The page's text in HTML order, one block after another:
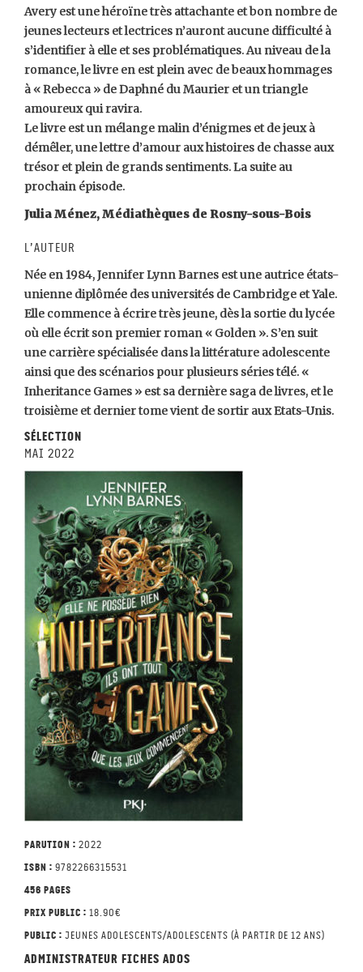
Avery est une héroïne très attachante et bon nombre de
jeunes lecteurs et lectrices n’auront aucune difficulté à
s’identifier à elle et ses problématiques. Au niveau de la
romance, le livre en est plein avec de beaux hommages
à « Rebecca » de Daphné du Maurier et un triangle
amoureux qui ravira.
Le livre est un mélange malin d’énigmes et de jeux à
démêler, une lettre d’amour aux histoires de chasse aux
trésor et plein de grands sentiments. La suite au
prochain épisode.
Julia Ménez, Médiathèques de Rosny-sous-Bois
L’auteur
Née en 1984, Jennifer Lynn Barnes est une autrice états-
unienne diplômée des universités de Cambridge et Yale.
Elle commence à écrire très jeune, dès la sortie du lycée
où elle écrit son premier roman « Golden ». S’en suit
une carrière spécialisée dans la littérature adolescente
ainsi que des scénarios pour plusieurs séries télé. «
Inheritance Games » est sa dernière saga de livres, et le
troisième et dernier tome vient de sortir aux Etats-Unis.
Sélection
mai 2022
Parution : 2022
ISBN : 9782266315531
456 pages
Prix public : 18.90€
Public : Jeunes adolescents/adolescents (à partir de 12 ans)
Administrateur Fiches Ados